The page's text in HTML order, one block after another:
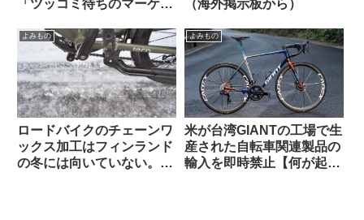
「ツッコミ待ちのマーケテ
Van Rysel】
（海外掲示板から）
よみもの
ロードバイクのチェーンワ
ックス加工はフィンランド
の冬には向いていない。大
よみもの
米が台湾GIANTの工場で生
産された自転車関連製品の
輸入を即時禁止【何が起こ